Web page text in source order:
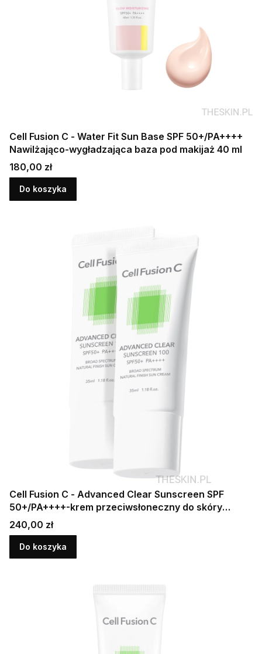
Cell Fusion C - Water Fit Sun Base SPF 50+/PA++++
Nawilżająco-wygładzająca baza pod makijaż 40 ml
Cena
180,00 zł
Do koszyka
Cell Fusion C - Advanced Clear Sunscreen SPF
50+/PA++++-krem przeciwsłoneczny do skóry
Cena
240,00 zł
Do koszyka